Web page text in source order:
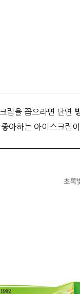
림을 꼽으라면 단연
아하는 아이스크림이